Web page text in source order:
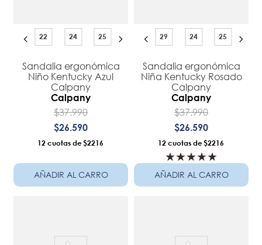
22 24 25
Sandalia ergonómica
Niño Kentucky Azul
Calpany
Calpany
$37.990
$26 590
12 $2216
AÑADIR AL CARRO
29 24 25
Sandalia ergonómica
Niña Kentucky Rosado
Calpany
Calpany
$37.990
$26 590
12 $2216
★★★★★
AÑADIR AL CARRO